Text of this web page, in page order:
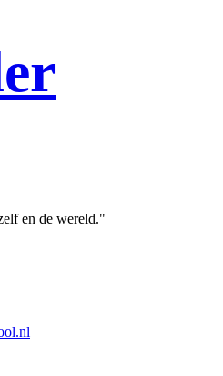
en de wereld."